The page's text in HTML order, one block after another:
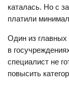
каталась. Но с
платили
Один из
в
специалист не
повысить